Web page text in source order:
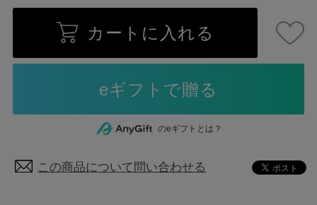
カートに入れる
のeギフトとは？
この商品について問い合わせる